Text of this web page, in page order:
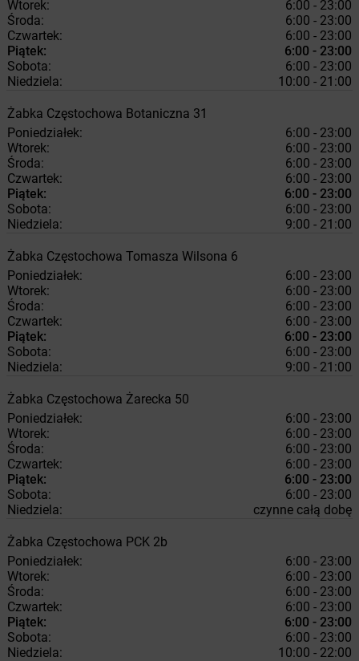
Wtorek:
6:00 - 23:00
Środa:
6:00 - 23:00
Czwartek:
6:00 - 23:00
Piątek:
6:00 - 23:00
Sobota:
6:00 - 23:00
Niedziela:
10:00 - 21:00
Żabka Częstochowa Botaniczna 31
Poniedziałek:
6:00 - 23:00
Wtorek:
6:00 - 23:00
Środa:
6:00 - 23:00
Czwartek:
6:00 - 23:00
Piątek:
6:00 - 23:00
Sobota:
6:00 - 23:00
Niedziela:
9:00 - 21:00
Żabka Częstochowa Tomasza Wilsona 6
Poniedziałek:
6:00 - 23:00
Wtorek:
6:00 - 23:00
Środa:
6:00 - 23:00
Czwartek:
6:00 - 23:00
Piątek:
6:00 - 23:00
Sobota:
6:00 - 23:00
Niedziela:
9:00 - 21:00
Żabka Częstochowa Żarecka 50
Poniedziałek:
6:00 - 23:00
Wtorek:
6:00 - 23:00
Środa:
6:00 - 23:00
Czwartek:
6:00 - 23:00
Piątek:
6:00 - 23:00
Sobota:
6:00 - 23:00
Niedziela:
czynne całą dobę
Żabka Częstochowa PCK 2b
Poniedziałek:
6:00 - 23:00
Wtorek:
6:00 - 23:00
Środa:
6:00 - 23:00
Czwartek:
6:00 - 23:00
Piątek:
6:00 - 23:00
Sobota:
6:00 - 23:00
Niedziela:
10:00 - 22:00